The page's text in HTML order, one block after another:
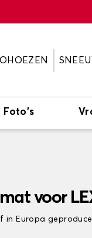
Foto's
voor
in Europa